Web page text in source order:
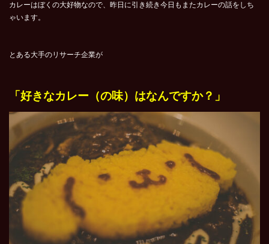
カレーはぼくの大好物なので、昨日に引き続き今日もまたカレーの話をしち
ゃいます。
とある大手のリサーチ企業が
「好きなカレー（の味）はなんですか？」